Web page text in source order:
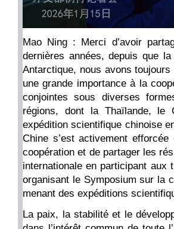
Mao Ning : Merci d’avoir
dernières années, depuis que
Antarctique, nous avons
une grande importance à la
conjointes sous diverses
régions, dont la Thaïlande,
expédition scientifique chinoise
Chine s’est activement
coopération et de partager les
internationale en participant aux
organisant le Symposium sur la
menant des expéditions
La paix, la stabilité et le